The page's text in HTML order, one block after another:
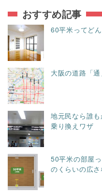
おすすめ記事
60平米ってど
大阪の道路「
地元民なら誰
乗り換えワザ
50平米の部屋
のくらいの広